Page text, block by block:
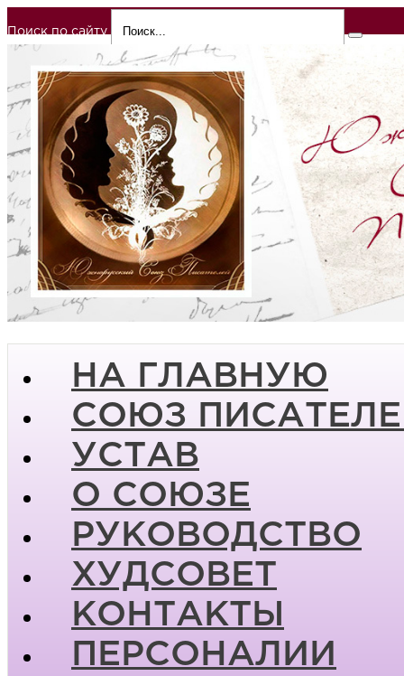
Поиск по сайту
НА ГЛАВНУЮ
СОЮЗ
УСТАВ
О СОЮЗЕ
РУКОВОДСТВО
ХУДСОВЕТ
КОНТАКТЫ
ПЕРСОНАЛИИ